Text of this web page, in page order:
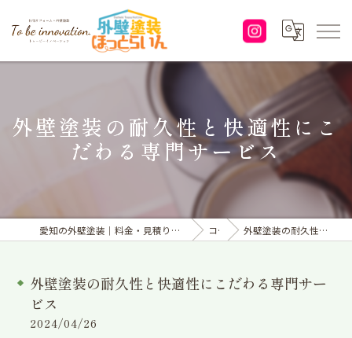
外壁塗装の耐久性と快適性にこ
だわる専門サービス
愛知の外壁塗装｜料金・見積り｜塗り替えなら「株式会社To be innovation.」へ コラム 外壁塗装の耐久性と快適性にこだわる専門サービス
外壁塗装の耐久性と快適性にこだわる専門サー
ビス
2024/04/26